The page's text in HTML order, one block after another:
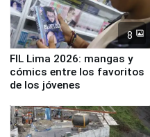
8
FIL Lima 2026: mangas y
cómics entre los favoritos
de los jóvenes